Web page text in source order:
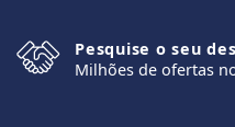
Pesquise o seu
Milhões de ofertas